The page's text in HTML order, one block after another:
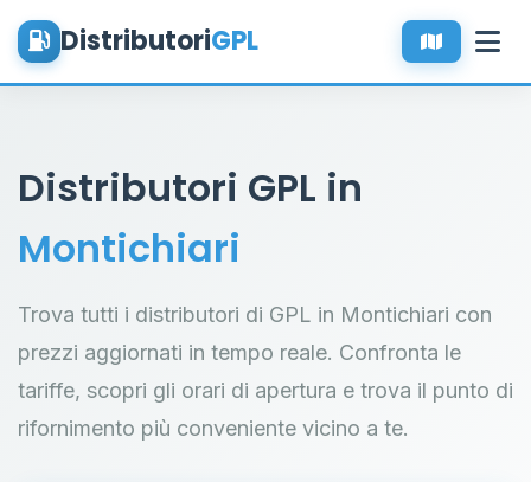
DistributoriGPL
Distributori GPL in
Montichiari
Trova tutti i distributori di GPL in Montichiari con
prezzi aggiornati in tempo reale. Confronta le
tariffe, scopri gli orari di apertura e trova il punto di
rifornimento più conveniente vicino a te.